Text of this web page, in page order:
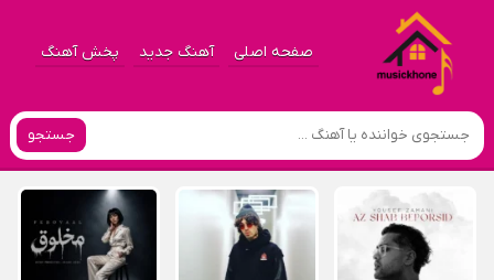
صفحه اصلی آهنگ جدید پخش آهنگ
جستجو